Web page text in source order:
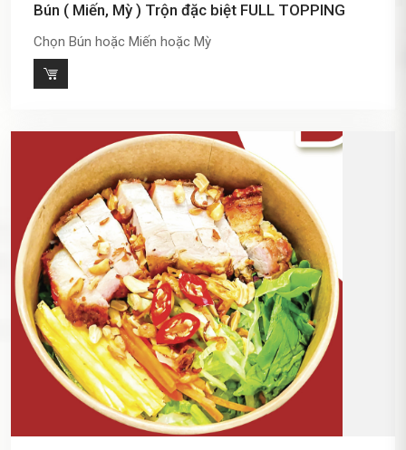
Bún ( Miến, Mỳ ) Trộn đặc biệt FULL TOPPING
Chọn Bún hoặc Miến hoặc Mỳ